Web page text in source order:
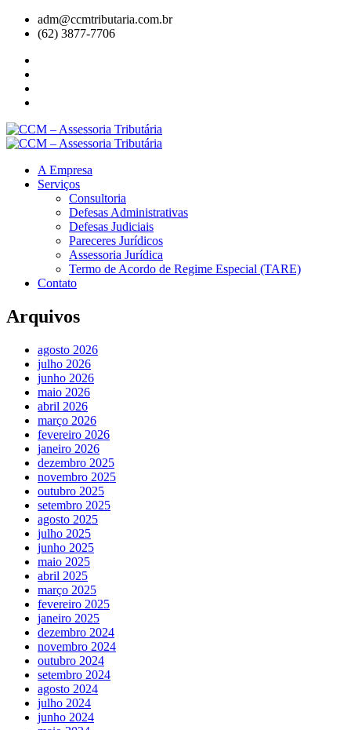
adm@ccmtributaria.com.br
(62) 3877-7706
A Empresa
Serviços
Consultoria
Defesas Administrativas
Defesas Judiciais
Pareceres Jurídicos
Assessoria Jurídica
Termo de Acordo de Regime Especial (TARE)
Contato
Arquivos
agosto 2026
julho 2026
junho 2026
maio 2026
abril 2026
março 2026
fevereiro 2026
janeiro 2026
dezembro 2025
novembro 2025
outubro 2025
setembro 2025
agosto 2025
julho 2025
junho 2025
maio 2025
abril 2025
março 2025
fevereiro 2025
janeiro 2025
dezembro 2024
novembro 2024
outubro 2024
setembro 2024
agosto 2024
julho 2024
junho 2024